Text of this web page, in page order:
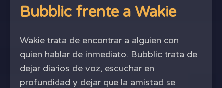
Bubblic frente a Wakie
Wakie trata de encontrar a alguien con
quien hablar de inmediato. Bubblic trata de
dejar diarios de voz, escuchar en
profundidad y dejar que la amistad se